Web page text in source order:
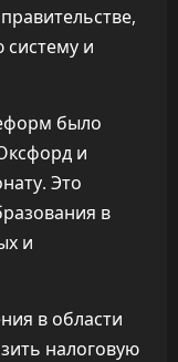
и
было
и
Это
в
и
в области
налоговую